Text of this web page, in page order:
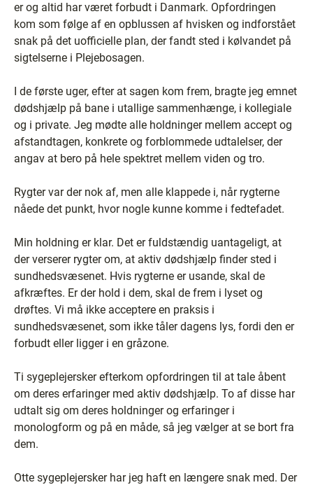
er og altid har været forbudt i Danmark. Opfordringen
kom som følge af en opblussen af hvisken og indforstået
snak på det uofficielle plan, der fandt sted i kølvandet på
sigtelserne i Plejebosagen.
I de første uger, efter at sagen kom frem, bragte jeg emnet
dødshjælp på bane i utallige sammenhænge, i kollegiale
og i private. Jeg mødte alle holdninger mellem accept og
afstandtagen, konkrete og forblommede udtalelser, der
angav at bero på hele spektret mellem viden og tro.
Rygter var der nok af, men alle klappede i, når rygterne
nåede det punkt, hvor nogle kunne komme i fedtefadet.
Min holdning er klar. Det er fuldstændig uantageligt, at
der verserer rygter om, at aktiv dødshjælp finder sted i
sundhedsvæsenet. Hvis rygterne er usande, skal de
afkræftes. Er der hold i dem, skal de frem i lyset og
drøftes. Vi må ikke acceptere en praksis i
sundhedsvæsenet, som ikke tåler dagens lys, fordi den er
forbudt eller ligger i en gråzone.
Ti sygeplejersker efterkom opfordringen til at tale åbent
om deres erfaringer med aktiv dødshjælp. To af disse har
udtalt sig om deres holdninger og erfaringer i
monologform og på en måde, så jeg vælger at se bort fra
dem.
Otte sygeplejersker har jeg haft en længere snak med. Der